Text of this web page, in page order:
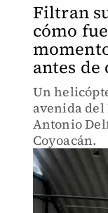
Filtran
cómo
antes de
Un
avenida
Antonio
Coyoacán.